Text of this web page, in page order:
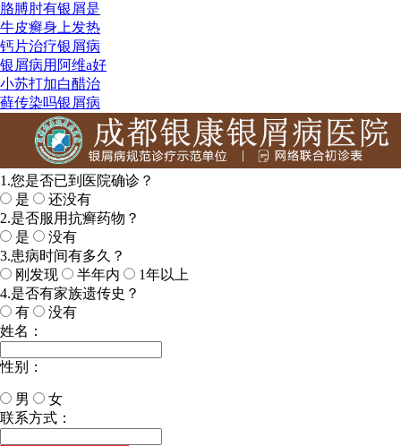
胳膊肘有银屑是
牛皮癣身上发热
钙片治疗银屑病
银屑病用阿维a好
小苏打加白醋治
藓传染吗银屑病
1.您是否已到医院确诊？
是
还没有
2.是否服用抗癣药物？
是
没有
3.患病时间有多久？
刚发现
半年内
1年以上
4.是否有家族遗传史？
有
没有
姓名：
性别：
男
女
今天日期：
联系方式：